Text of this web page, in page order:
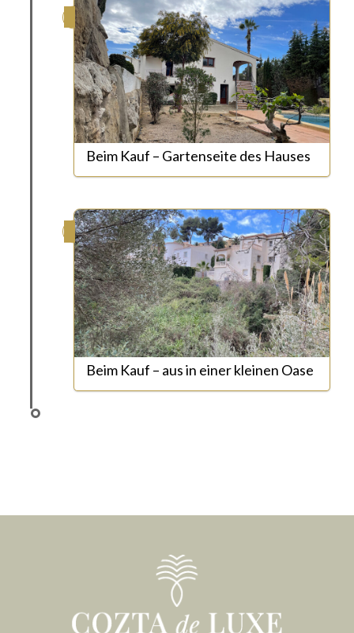
Beim Kauf – Gartenseite des Hauses
Beim Kauf – aus in einer kleinen Oase